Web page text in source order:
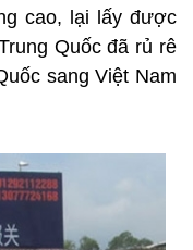
cao, lại lấy được
Quốc đã rủ rê
sang Việt Nam